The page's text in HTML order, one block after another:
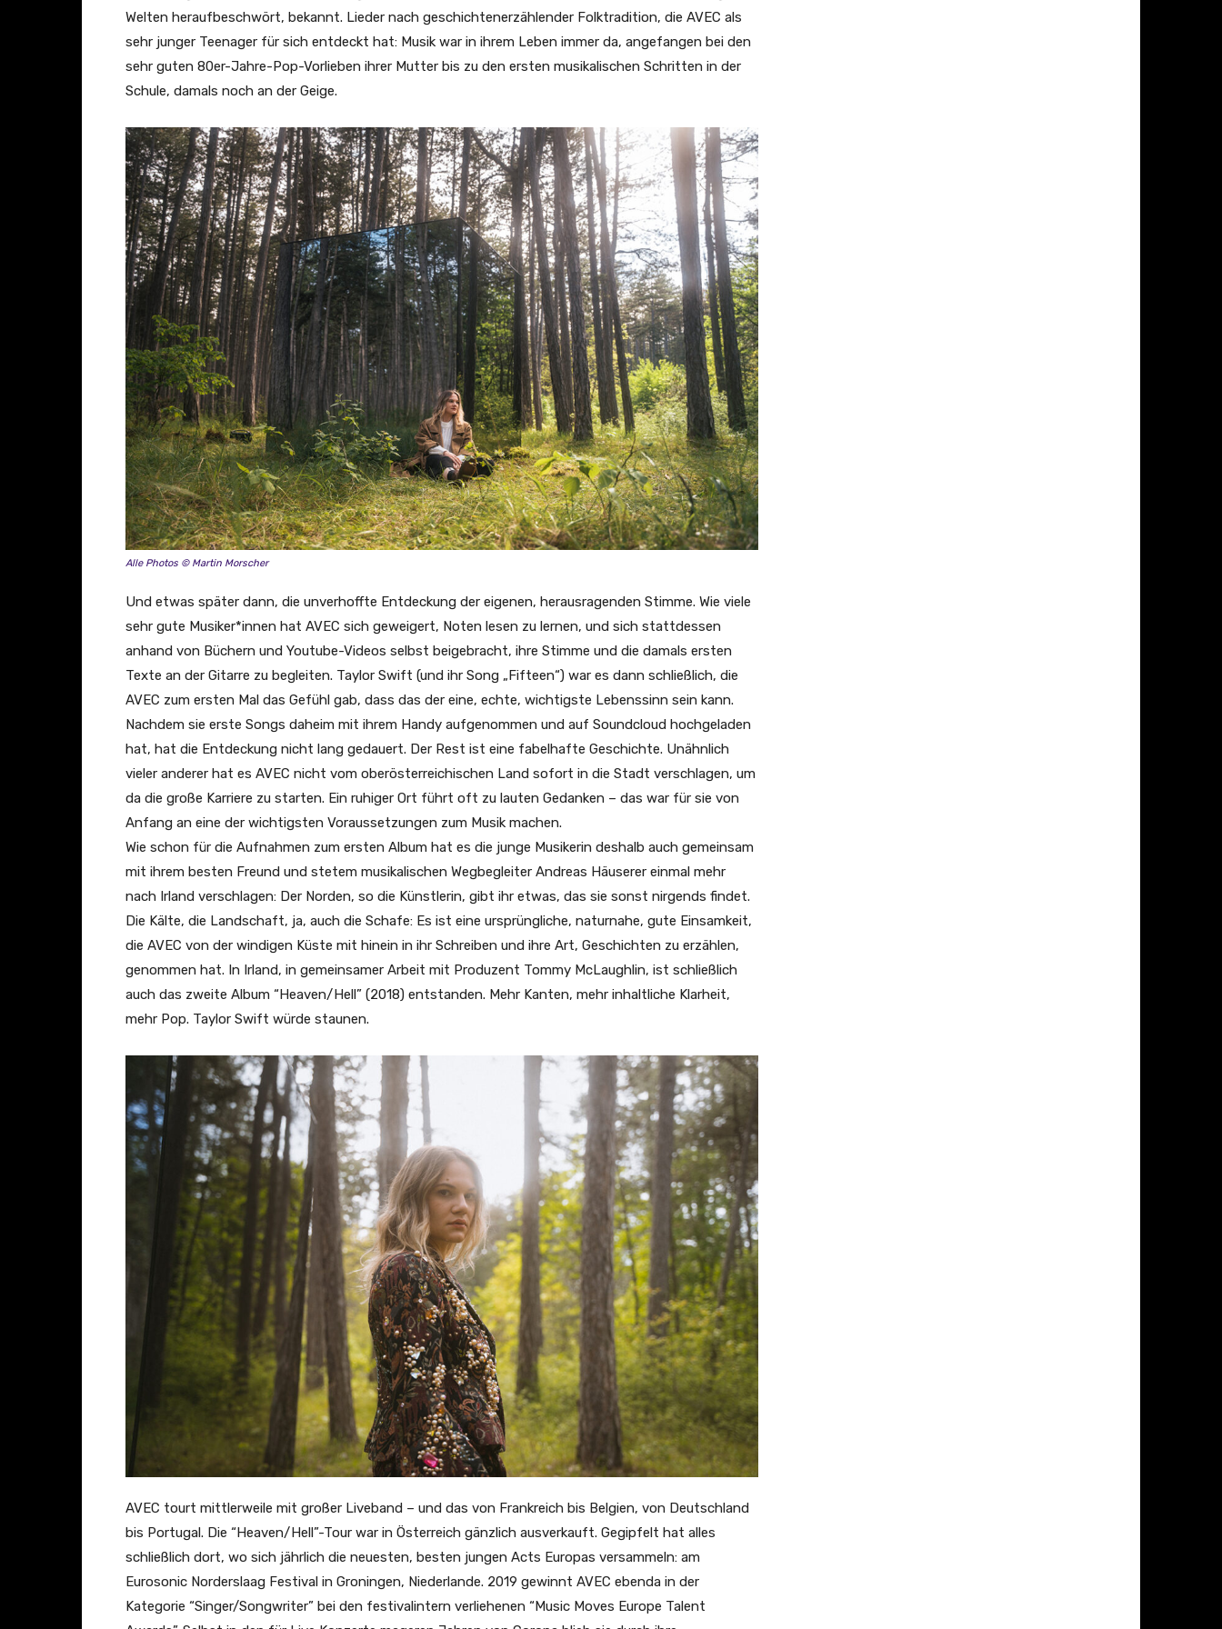
o
)
“
v
n
Y
o
u
T
u
b
e
a
n
z
e
i
g
e
n
Welten heraufbeschwört, bekannt. Lieder nach geschichtenerzählender Folktradition, die AVEC als
sehr junger Teenager für sich entdeckt hat: Musik war in ihrem Leben immer da, angefangen bei den
sehr guten 80er-Jahre-Pop-Vorlieben ihrer Mutter bis zu den ersten musikalischen Schritten in der
Schule, damals noch an der Geige.
Alle Photos © Martin Morscher
Und etwas später dann, die unverhoffte Entdeckung der eigenen, herausragenden Stimme. Wie viele
sehr gute Musiker*innen hat AVEC sich geweigert, Noten lesen zu lernen, und sich stattdessen
anhand von Büchern und Youtube-Videos selbst beigebracht, ihre Stimme und die damals ersten
Texte an der Gitarre zu begleiten. Taylor Swift (und ihr Song „Fifteen“) war es dann schließlich, die
AVEC zum ersten Mal das Gefühl gab, dass das der eine, echte, wichtigste Lebenssinn sein kann.
Nachdem sie erste Songs daheim mit ihrem Handy aufgenommen und auf Soundcloud hochgeladen
hat, hat die Entdeckung nicht lang gedauert. Der Rest ist eine fabelhafte Geschichte. Unähnlich
vieler anderer hat es AVEC nicht vom oberösterreichischen Land sofort in die Stadt verschlagen, um
da die große Karriere zu starten. Ein ruhiger Ort führt oft zu lauten Gedanken – das war für sie von
Anfang an eine der wichtigsten Voraussetzungen zum Musik machen.
Wie schon für die Aufnahmen zum ersten Album hat es die junge Musikerin deshalb auch gemeinsam
mit ihrem besten Freund und stetem musikalischen Wegbegleiter Andreas Häuserer einmal mehr
nach Irland verschlagen: Der Norden, so die Künstlerin, gibt ihr etwas, das sie sonst nirgends findet.
Die Kälte, die Landschaft, ja, auch die Schafe: Es ist eine ursprüngliche, naturnahe, gute Einsamkeit,
die AVEC von der windigen Küste mit hinein in ihr Schreiben und ihre Art, Geschichten zu erzählen,
genommen hat. In Irland, in gemeinsamer Arbeit mit Produzent Tommy McLaughlin, ist schließlich
auch das zweite Album “Heaven/Hell” (2018) entstanden. Mehr Kanten, mehr inhaltliche Klarheit,
mehr Pop. Taylor Swift würde staunen.
AVEC tourt mittlerweile mit großer Liveband – und das von Frankreich bis Belgien, von Deutschland
bis Portugal. Die “Heaven/Hell”-Tour war in Österreich gänzlich ausverkauft. Gegipfelt hat alles
schließlich dort, wo sich jährlich die neuesten, besten jungen Acts Europas versammeln: am
Eurosonic Norderslaag Festival in Groningen, Niederlande. 2019 gewinnt AVEC ebenda in der
Kategorie “Singer/Songwriter” bei den festivalintern verliehenen “Music Moves Europe Talent